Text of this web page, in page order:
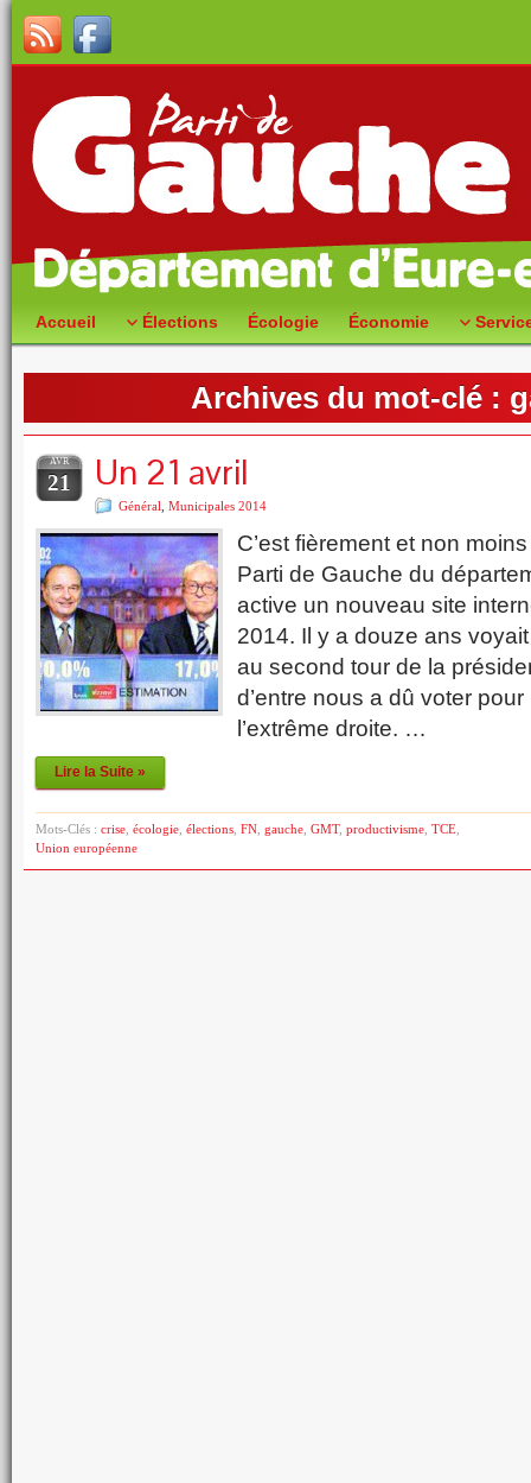
Accueil Élections Écologie Économie
Archives du mot-clé :
AVR
21 Un 21 avril
Général Municipales 2014
C’est fièrement et non
Parti de Gauche du
active un nouveau site
2014. Il y a douze ans
au second tour de la
d’entre nous a dû voter
l’extrême droite. …
Lire la Suite »
Mots-Clés : crise écologie élections FN gauche GMT, productivisme TCE
Union européenne